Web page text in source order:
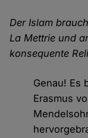
Der Islam
La Mettrie und
konsequente
Genau! Es
Erasmus